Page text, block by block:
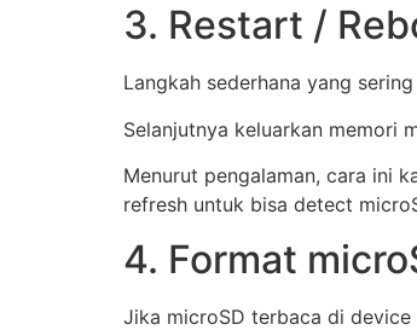
3. Restart /
Langkah sederhana yang
Selanjutnya keluarkan memori
Menurut pengalaman, cara ini
refresh untuk bisa detect
4. Format
Jika microSD terbaca di